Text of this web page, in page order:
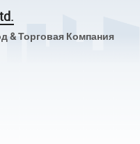
& Торговая Компания